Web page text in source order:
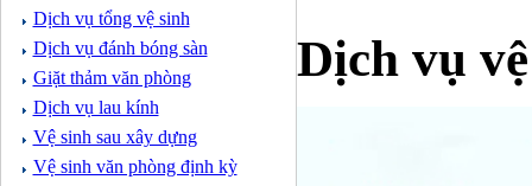
Dịch vụ tổng vệ sinh
Dịch vụ đánh bóng sàn
Giặt thảm văn phòng
Dịch vụ lau kính
Vệ sinh sau xây dựng
Vệ sinh văn phòng định kỳ
Dịch vụ